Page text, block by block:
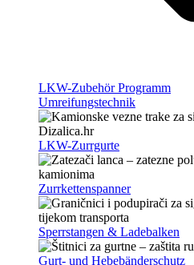
LKW-Zubehör Programm
Umreifungstechnik
LKW-Zurrgurte
Zurrkettenspanner
Sperrstangen & Ladebalken
Gurt- und Hebebänderschutz